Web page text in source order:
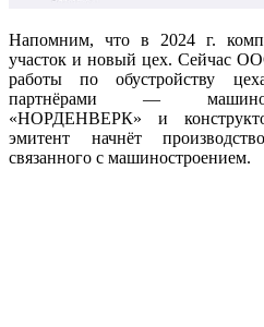
Напомним, что в 2024 г.
участок и новый цех. Сейчас
работы по обустройству
партнёрами —
«НОРДЕНВЕРК» и
эмитент начнёт
связанного с машиностроением.